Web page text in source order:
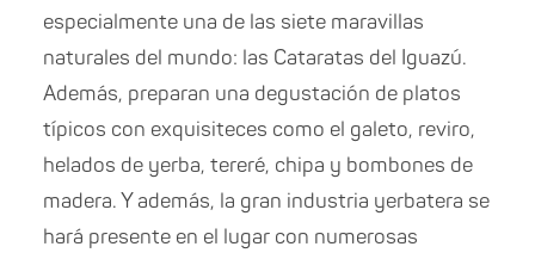
especialmente una de las siete maravillas
naturales del mundo: las Cataratas del Iguazú.
Además, preparan una degustación de platos
típicos con exquisiteces como el galeto, reviro,
helados de yerba, tereré, chipa y bombones de
madera. Y además, la gran industria yerbatera se
hará presente en el lugar con numerosas